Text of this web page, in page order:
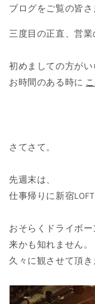
ブログをご覧の皆
三度目の正直、営業
初めましての方がい
お時間のある時に
さてさて。
先週末は、
仕事帰りに新宿
おそらくドライボ
来かも知れません。
久々に観させて頂き